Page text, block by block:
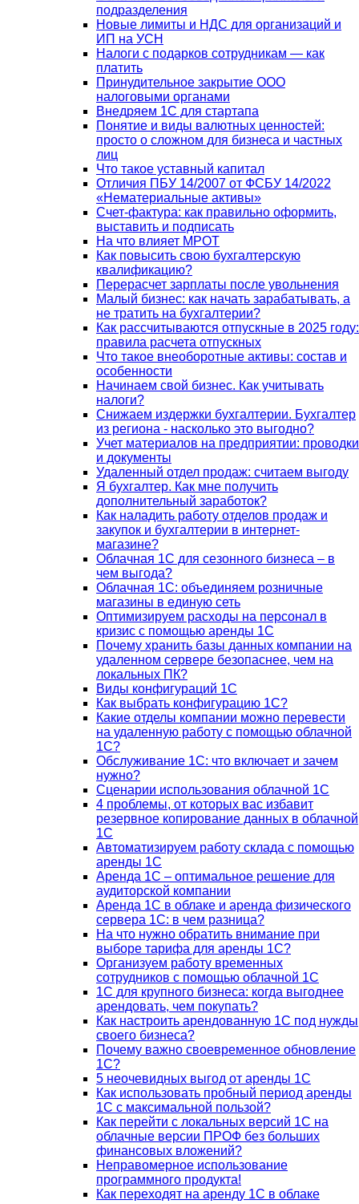
подразделения
Новые лимиты и НДС для организаций и
ИП на УСН
Налоги с подарков сотрудникам — как
платить
Принудительное закрытие ООО
налоговыми органами
Внедряем 1С для стартапа
Понятие и виды валютных ценностей:
просто о сложном для бизнеса и частных
лиц
Что такое уставный капитал
Отличия ПБУ 14/2007 от ФСБУ 14/2022
«Нематериальные активы»
Счет-фактура: как правильно оформить,
выставить и подписать
На что влияет МРОТ
Как повысить свою бухгалтерскую
квалификацию?
Перерасчет зарплаты после увольнения
Малый бизнес: как начать зарабатывать, а
не тратить на бухгалтерии?
Как рассчитываются отпускные в 2025 году:
правила расчета отпускных
Что такое внеоборотные активы: состав и
особенности
Начинаем свой бизнес. Как учитывать
налоги?
Снижаем издержки бухгалтерии. Бухгалтер
из региона - насколько это выгодно?
Учет материалов на предприятии: проводки
и документы
Удаленный отдел продаж: считаем выгоду
Я бухгалтер. Как мне получить
дополнительный заработок?
Как наладить работу отделов продаж и
закупок и бухгалтерии в интернет-
магазине?
Облачная 1С для сезонного бизнеса – в
чем выгода?
Облачная 1С: объединяем розничные
магазины в единую сеть
Оптимизируем расходы на персонал в
кризис с помощью аренды 1С
Почему хранить базы данных компании на
удаленном сервере безопаснее, чем на
локальных ПК?
Виды конфигураций 1С
Как выбрать конфигурацию 1С?
Какие отделы компании можно перевести
на удаленную работу с помощью облачной
1С?
Обслуживание 1С: что включает и зачем
нужно?
Сценарии использования облачной 1С
4 проблемы, от которых вас избавит
резервное копирование данных в облачной
1С
Автоматизируем работу склада с помощью
аренды 1С
Аренда 1С – оптимальное решение для
аудиторской компании
Аренда 1С в облаке и аренда физического
сервера 1С: в чем разница?
На что нужно обратить внимание при
выборе тарифа для аренды 1С?
Организуем работу временных
сотрудников с помощью облачной 1С
1С для крупного бизнеса: когда выгоднее
арендовать, чем покупать?
Как настроить арендованную 1С под нужды
своего бизнеса?
Почему важно своевременное обновление
1С?
5 неочевидных выгод от аренды 1С
Как использовать пробный период аренды
1С с максимальной пользой?
Как перейти с локальных версий 1С на
облачные версии ПРОФ без больших
финансовых вложений?
Неправомерное использование
программного продукта!
Как переходят на аренду 1С в облаке